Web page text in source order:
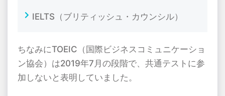
IELTS （ブリティッシュ・カウンシル）
ちなみにTOEIC （国際ビジネスコミュニケーショ
ン協会）は2019年7 月の段階で、共通テストに参
加しないと表明していました。